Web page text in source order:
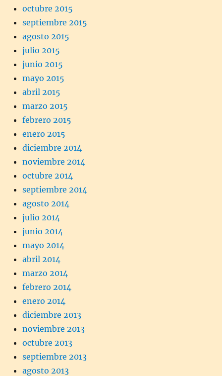
octubre 2015
septiembre 2015
agosto 2015
julio 2015
junio 2015
mayo 2015
abril 2015
marzo 2015
febrero 2015
enero 2015
diciembre 2014
noviembre 2014
octubre 2014
septiembre 2014
agosto 2014
julio 2014
junio 2014
mayo 2014
abril 2014
marzo 2014
febrero 2014
enero 2014
diciembre 2013
noviembre 2013
octubre 2013
septiembre 2013
agosto 2013